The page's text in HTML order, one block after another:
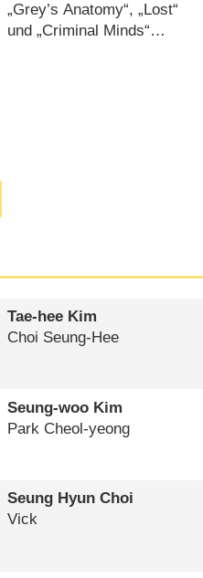
fliegen bei Amazon &
Netflix raus
„Grey’s Anatomy“, „Lost“
und „Criminal Minds“
Tae-hee Kim
Choi Seung-Hee
Seung-woo Kim
Park Cheol-yeong
Seung Hyun Choi
Vick